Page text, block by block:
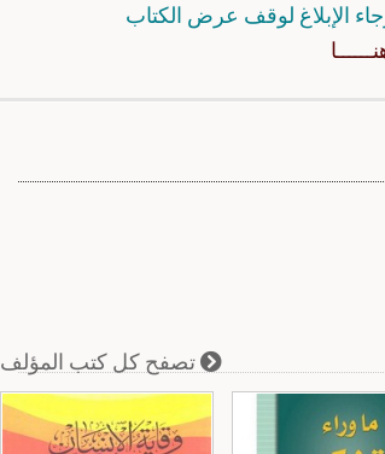
الإبلاغ لوقف عرض الكتاب
تصفح كل كتب المؤلف